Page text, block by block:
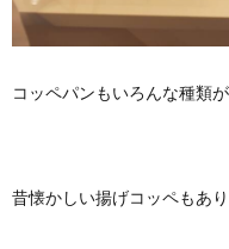
コッペパンもいろんな種類
昔懐かしい揚げコッペもあり